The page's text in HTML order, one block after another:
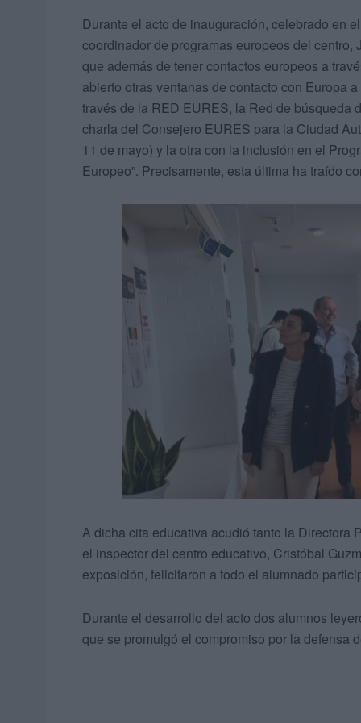
Durante el acto de inauguración, celebrado en
coordinador de programas europeos del centro,
que además de tener contactos europeos a
abierto otras ventanas de contacto con Europa
través de la RED EURES, la Red de búsqueda
charla del Consejero EURES para la Ciudad
11 de mayo) y la otra con la inclusión en el
Europeo”. Precisamente, esta última ha traído
A dicha cita educativa acudió tanto la Directora
el inspector del centro educativo, Cristóbal
exposición, felicitaron a todo el alumnado
Durante el desarrollo del acto dos alumnos
que se promulgó el compromiso por la defensa